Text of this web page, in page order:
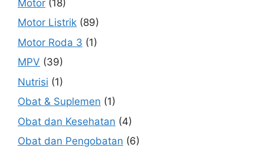
Motor (18)
Motor Listrik (89)
Motor Roda 3 (1)
MPV (39)
Nutrisi (1)
Obat & Suplemen (1)
Obat dan Kesehatan (4)
Obat dan Pengobatan (6)